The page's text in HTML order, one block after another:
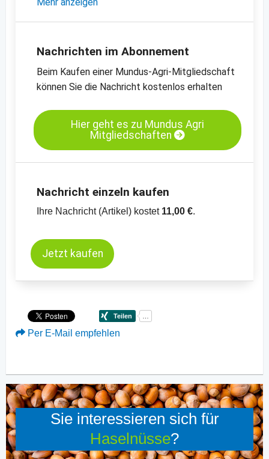
Nachrichten im Abonnement
Beim Kaufen einer Mundus-Agri-Mitgliedschaft
können Sie die Nachricht kostenlos erhalten
Hier geht es zu Mundus Agri
Mitgliedschaften
Nachricht einzeln kaufen
Ihre Nachricht (Artikel) kostet 11,00 €.
Jetzt kaufen
Per E-Mail empfehlen
Sie interessieren sich für
Haselnüsse?